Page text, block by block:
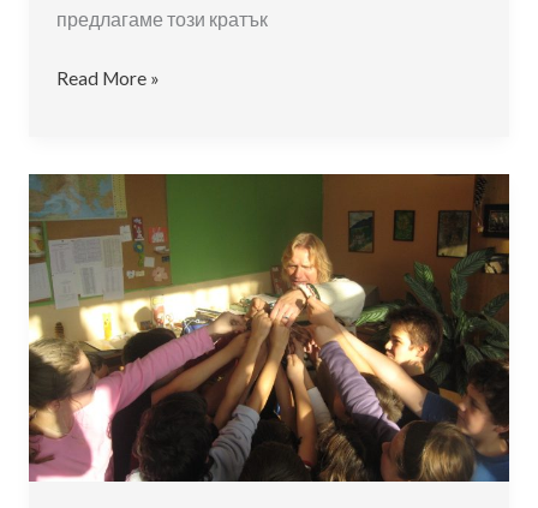
предлагаме този кратък
За
конвенцията
за
правата
на
детето?
Read More »